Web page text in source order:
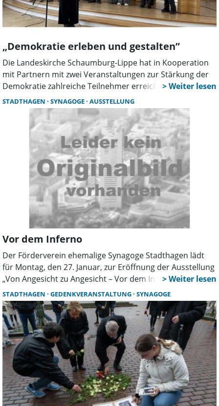
„Demokratie erleben und gestalten”
Die Landeskirche Schaumburg-Lippe hat in Kooperation
mit Partnern mit zwei Veranstaltungen zur Stärkung der
Demokratie zahlreiche Teilnehmer erreicht. Die Schüler-
Akademie „Menschenhass & Menschenwürde” und die
„Tage der Demokratie 2025” boten Jugendlichen wie
Erwachsenen die Möglichkeit, sich aktiv mit
demokratischen Werten auseinanderzusetzen.
STADTHAGEN SYNAGOGE AUSSTELLUNG
Vor dem Inferno
Der Förderverein ehemalige Synagoge Stadthagen lädt
für Montag, den 27. Januar, zur Eröffnung der Ausstellung
„Von Angesicht zu Angesicht – Vor dem Inferno“. Diese
zeigt Zeichnungen von Menschen, die in der Zeit des
Nationalsozialismus verfolgt und in die Lager verschleppt
wurden. Die Bilder wurden von Ulrike Schröter erstellt. Sie
zeigen die Menschen, unter ihnen viele Kinder, die
überwiegend nicht überlebt haben und von denen oft nur
die zurückgelassenen Fotografien bleiben.
STADTHAGEN GEDENKVERANSTALTUNG SYNAGOGE